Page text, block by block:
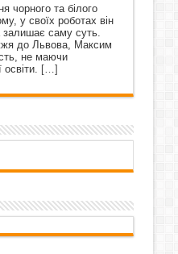
чорного та білого
у своїх роботах він
залишає саму суть.
до Львова, Максим
не маючи
[…]